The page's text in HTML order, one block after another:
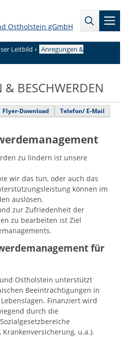
→
Zur
Zum
Leitbild › Anregungen &
& BESCHWERDEN
Flyer-Download Telefon/ E-Mail
zu lindern ist unsere
wir das tun, oder auch das
können im
auslösen.
zur Zufriedenheit der
zu bearbeiten ist Ziel
für
und Ostholstein unterstützt
Beeinträchtigungen in
Finanziert wird
durch die
u.a.).